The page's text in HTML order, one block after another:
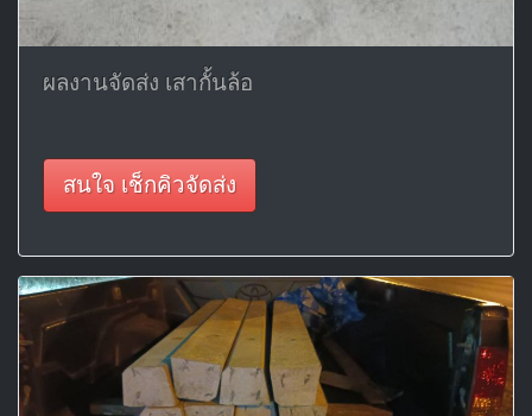
ผลงานจัดส่ง เสากั้นล้อ
สนใจ เช็กคิวจัดส่ง